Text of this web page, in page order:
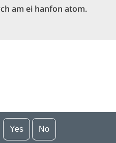
am ei hanfon atom.
Yes No